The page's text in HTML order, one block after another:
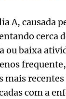
A, causada
cerca
ou baixa
mais
com a